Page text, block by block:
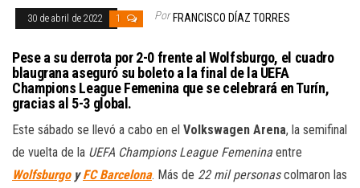
30 de abril de 2022 1 Por FRANCISCO DÍAZ TORRES
Pese a su derrota por 2-0 frente al Wolfsburgo, el cuadro
blaugrana aseguró su boleto a la final de la UEFA
Champions League Femenina que se celebrará en Turín,
gracias al 5-3 global.
Este sábado se llevó a cabo en el Volkswagen Arena, la semifinal
de vuelta de la UEFA Champions League Femeninaentre
WolfsburgoyFC Barcelona. Más de 22 mil personascolmaron las